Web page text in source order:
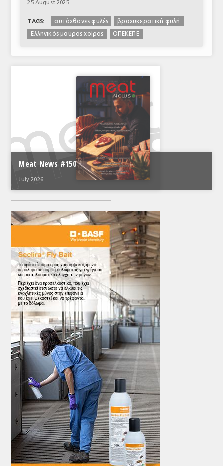
25 August 2025
TAGS: αυτόχθονες φυλές
βραχυκερατική φυλή
Ελληνικός μαύρος χοίρος
ΟΠΕΚΕΠΕ
Meat News #150
July 2026